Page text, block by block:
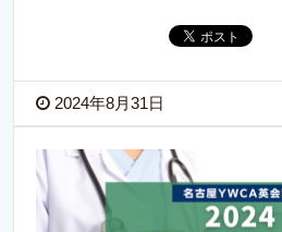
2024年8月31日